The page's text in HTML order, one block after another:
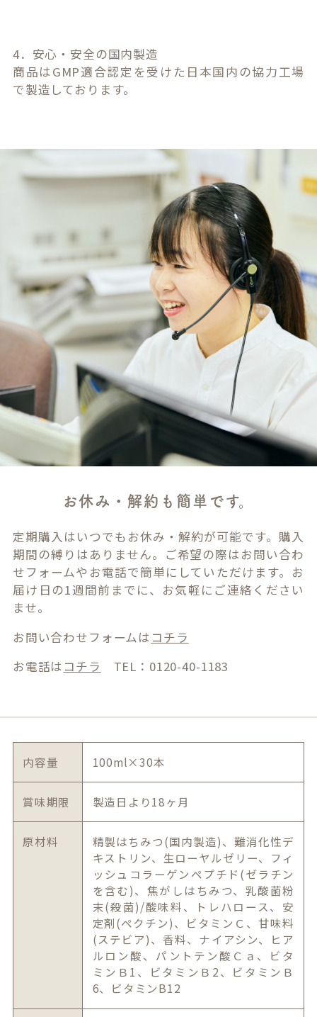
4．安心・安全の国内製造
商品はGMP適合認定を受けた日本国内の協力工場
で製造しております。
お休み・解約も簡単です。
定期購入はいつでもお休み・解約が可能です。購入
期間の縛りはありません。ご希望の際はお問い合わ
せフォームやお電話で簡単にしていただけます。お
届け日の1週間前までに、お気軽にご連絡ください
ませ。
お問い合わせフォームは コチラ
お電話は コチラ TEL：0120-40-1183
内容量 100ml×30本
賞味期限 製造日より18ヶ月
原材料
精製はちみつ(国内製造)、難消化性デ
キストリン、生ローヤルゼリー、フィ
ッシュコラーゲンペプチド(ゼラチン
を含む)、焦がしはちみつ、乳酸菌粉
末(殺菌)/酸味料、トレハロース、安
定剤(ペクチン)、ビタミンＣ、甘味料
(ステビア)、香料、ナイアシン、ヒア
ルロン酸、パントテン酸Ｃａ、ビタ
ミンＢ1、ビタミンＢ2、ビタミンＢ
6、ビタミンB12